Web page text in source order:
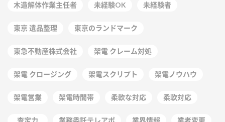
木造解体作業主任者 未経験OK 未経験者
東京 遺品整理 東京のランドマーク
東急不動産株式会社 架電 クレーム対処
架電 クロージング 架電スクリプト 架電ノウハウ
架電営業 架電時間帯 柔軟な対応 柔軟対応